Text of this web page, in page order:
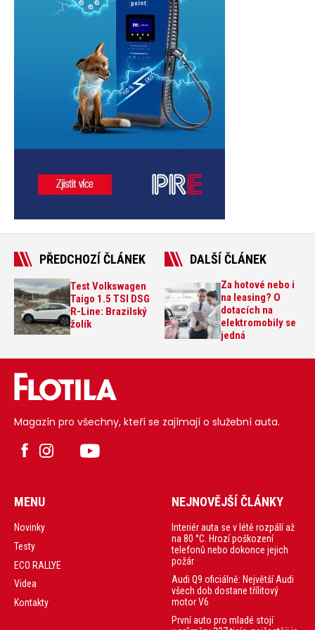
PŘEDCHOZÍ ČLÁNEK
Test Volkswagen
Taigo 1.5 TSI DSG
R-Line: Brazilský
žolík
DALŠÍ ČLÁNEK
Za hotové nebo i
na leasing? O
dotacích na
elektromobily se
jedná
Magazín pro všechny, kteří se zajímají o služební auta.
MENU
Novinky
Testy
ECO RALLYE
Videa
Kontakty
NEJNOVĚJŠÍ ČLÁNKY
Interiér auta se v létě rozpálí až
na 80 °C. Hrozí poškození
telefonů nebo dokonce jejich
požár
Audi Q9 oficiálně: Největší Audi
všech dob dostane třílitový
motor V6
První auto pro mladé stojí